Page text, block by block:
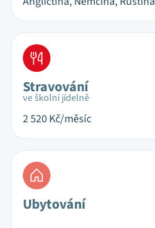
Stravování
ve školní jídelně
2 520Kč/měsíc
Ubytování